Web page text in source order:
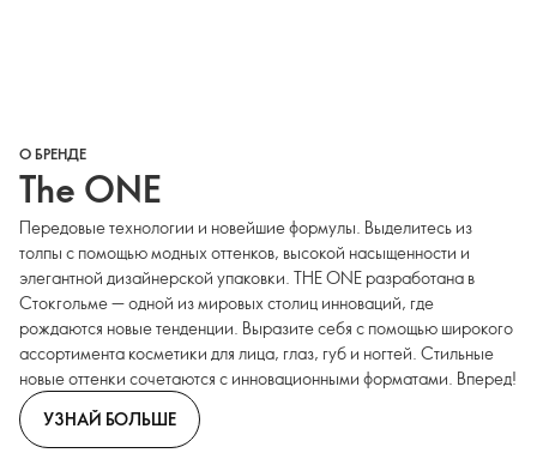
О БРЕНДЕ
The ONE
Передовые технологии и новейшие формулы. Выделитесь из
толпы с помощью модных оттенков, высокой насыщенности и
элегантной дизайнерской упаковки. THE ONE разработана в
Стокгольме — одной из мировых столиц инноваций, где
рождаются новые тенденции. Выразите себя с помощью широкого
ассортимента косметики для лица, глаз, губ и ногтей. Стильные
новые оттенки сочетаются с инновационными форматами. Вперед!
УЗНАЙ БОЛЬШЕ